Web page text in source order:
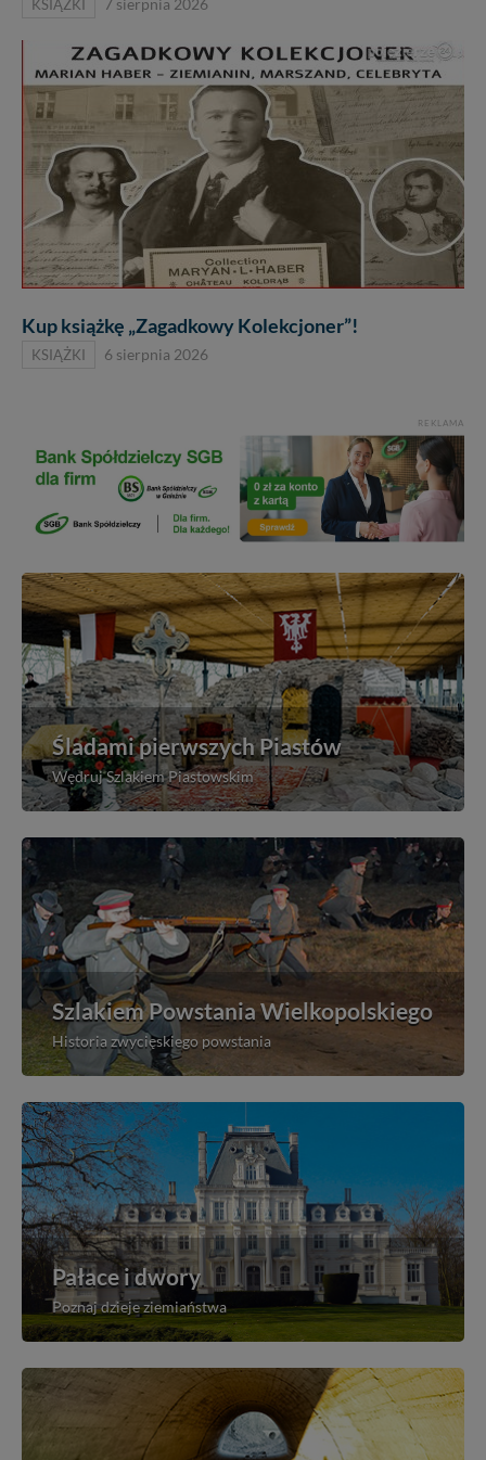
KSIĄŻKI 7 sierpnia 2026
Kup książkę „Zagadkowy Kolekcjoner”!
KSIĄŻKI 6 sierpnia 2026
REKLAMA
Śladami pierwszych Piastów
Wędruj Szlakiem Piastowskim
Szlakiem Powstania Wielkopolskiego
Historia zwycięskiego powstania
Pałace i dwory
Poznaj dzieje ziemiaństwa